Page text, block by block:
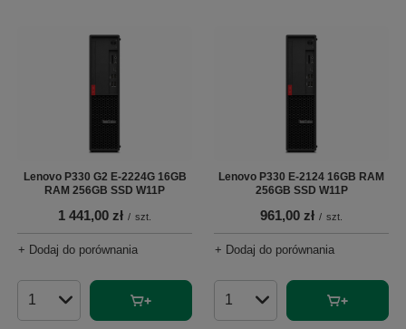
Lenovo P330 G2 E-2224G 16GB
RAM 256GB SSD W11P
1 441,00 zł / szt.
+ Dodaj do porównania
Ilość produktów
Lenovo P330 E-2124 16GB RAM
256GB SSD W11P
961,00 zł / szt.
+ Dodaj do porównania
Ilość produktów